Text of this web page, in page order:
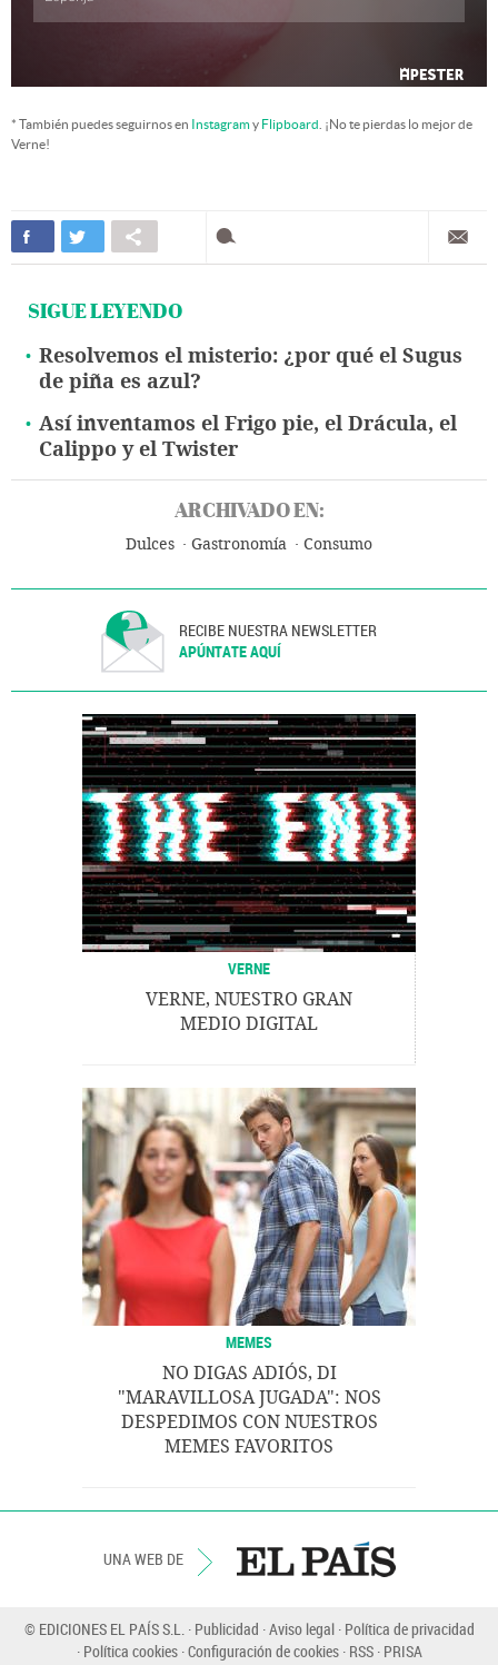
* También puedes seguirnos en Instagramy Flipboard . ¡No te pierdas lo mejor de
Verne!
SIGUE LEYENDO
Resolvemos el misterio: ¿por qué el Sugus
de piña es azul?
Así inventamos el Frigo pie, el Drácula, el
Calippo y el Twister
ARCHIVADO EN:
Dulces Gastronomía Consumo
RECIBE NUESTRA NEWSLETTER
APÚNTATE AQUÍ
VERNE
VERNE, NUESTRO GRAN
MEDIO DIGITAL
MEMES
NO DIGAS ADIÓS, DI
"MARAVILLOSA JUGADA": NOS
DESPEDIMOS CON NUESTROS
MEMES FAVORITOS
UNA WEB DE
© EDICIONES EL PAÍS S.L. Publicidad Aviso legal Política de privacidad
Política cookies Configuración de cookies RSS PRISA